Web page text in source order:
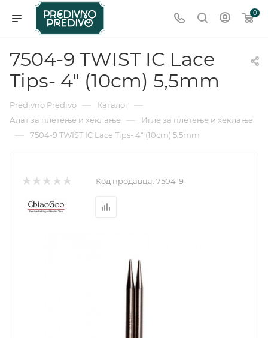
0
7504-9 TWIST IC Lace
Tips- 4" (10cm) 5,5mm
Predivno Predivo — Каталог —
Алат за плетење и хеклање — Игле за плетење и хеклање
— 7504-9 TWIST IC Lace Tips- 4" (10cm) 5,5mm
Код продавца: 7504-9